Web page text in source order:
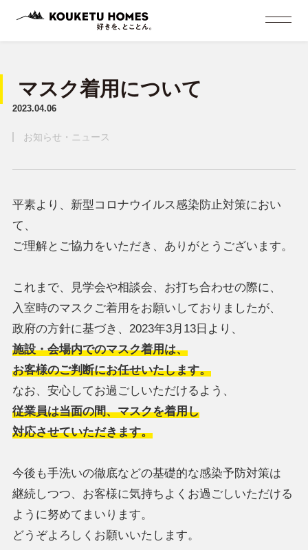
マスク着用について
2023.04.06
お知らせ・ニュース
平素より、新型コロナウイルス感染防止対策におい
て、
ご理解とご協力をいただき、ありがとうございます。
これまで、見学会や相談会、お打ち合わせの際に、
入室時のマスクご着用をお願いしておりましたが、
政府の方針に基づき、2023年3月13日より、
施設・会場内でのマスク着用は、
お客様のご判断にお任せいたします。
なお、安心してお過ごしいただけるよう、
従業員は当面の間、マスクを着用し
対応させていただきます。
今後も手洗いの徹底などの基礎的な感染予防対策は
継続しつつ、お客様に気持ちよくお過ごしいただける
ように努めてまいります。
どうぞよろしくお願いいたします。